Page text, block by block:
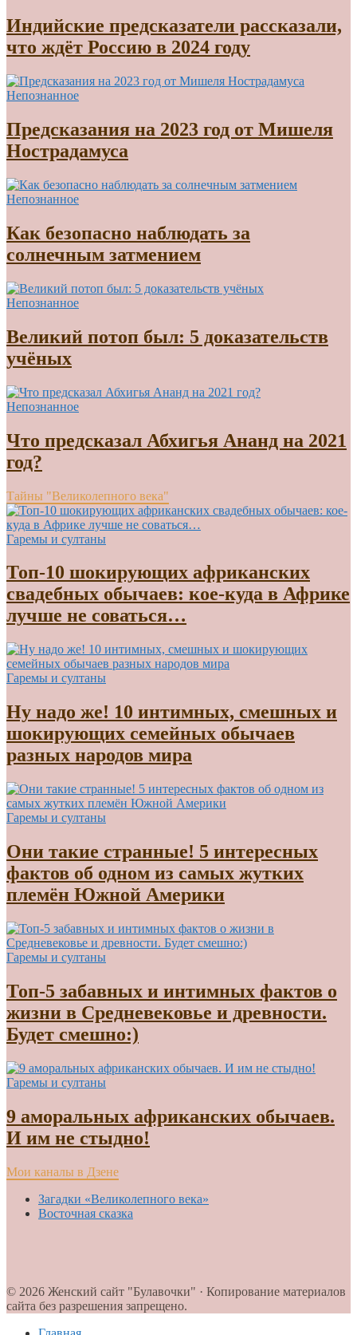
Индийские предсказатели рассказали,
что ждёт Россию в 2024 году
Непознанное
Предсказания на 2023 год от Мишеля
Нострадамуса
Непознанное
Как безопасно наблюдать за
солнечным затмением
Непознанное
Великий потоп был: 5 доказательств
учёных
Непознанное
Что предсказал Абхигья Ананд на 2021
год?
Тайны "Великолепного века"
Гаремы и султаны
Топ-10 шокирующих африканских
свадебных обычаев: кое-куда в Африке
лучше не соваться…
Гаремы и султаны
Ну надо же! 10 интимных, смешных и
шокирующих семейных обычаев
разных народов мира
Гаремы и султаны
Они такие странные! 5 интересных
фактов об одном из самых жутких
племён Южной Америки
Гаремы и султаны
Топ-5 забавных и интимных фактов о
жизни в Средневековье и древности.
Будет смешно:)
Гаремы и султаны
9 аморальных африканских обычаев.
И им не стыдно!
Мои каналы в Дзене
Загадки «Великолепного века»
Восточная сказка
© 2026 Женский сайт "Булавочки" · Копирование материалов
сайта без разрешения запрещено.